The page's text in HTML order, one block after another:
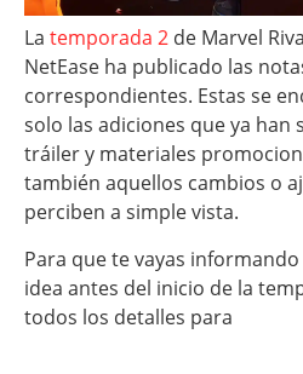
La temporada 2 de Marvel
NetEase ha publicado las
correspondientes. Estas se
solo las adiciones que ya han
tráiler y materiales
también aquellos cambios o
perciben a simple vista.
Para que te vayas
idea antes del inicio de la
todos los detalles para